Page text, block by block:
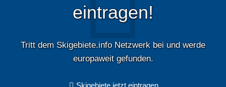
eintragen!
Tritt dem Skigebiete.info Netzwerk bei und werde
europaweit gefunden.
Skigebiete jetzt eintragen